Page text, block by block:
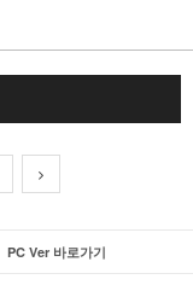
PC Ver 바로가기